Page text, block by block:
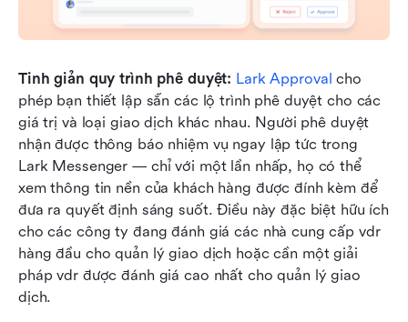
Tinh giản quy trình phê duyệt: Lark Approval cho
phép bạn thiết lập sẵn các lộ trình phê duyệt cho các
giá trị và loại giao dịch khác nhau. Người phê duyệt
nhận được thông báo nhiệm vụ ngay lập tức trong
Lark Messenger — chỉ với một lần nhấp, họ có thể
xem thông tin nền của khách hàng được đính kèm để
đưa ra quyết định sáng suốt. Điều này đặc biệt hữu ích
cho các công ty đang đánh giá các nhà cung cấp vdr
hàng đầu cho quản lý giao dịch hoặc cần một giải
pháp vdr được đánh giá cao nhất cho quản lý giao
dịch.